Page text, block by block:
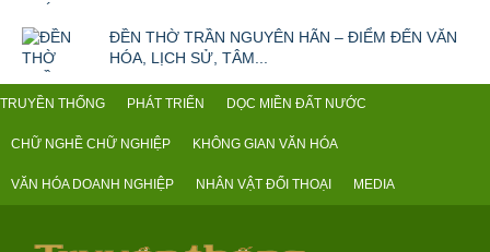
ĐỀN THỜ TRẦN NGUYÊN HÃN – ĐIỂM ĐẾN VĂN
HÓA, LỊCH SỬ, TÂM...
TRUYỀN THỐNG PHÁT TRIỂN DỌC MIỀN ĐẤT NƯỚC
CHỮ NGHỀ CHỮ NGHIỆP KHÔNG GIAN VĂN HÓA
VĂN HÓA DOANH NGHIỆP NHÂN VẬT ĐỐI THOẠI MEDIA